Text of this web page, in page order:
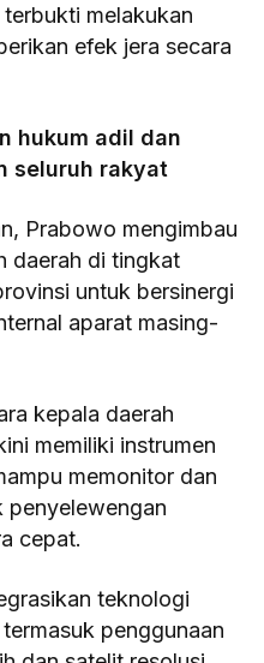
melakukan
efek jera secara
hukum adil dan
seluruh rakyat
Prabowo mengimbau
daerah di tingkat
untuk bersinergi
aparat masing-
kepala daerah
memiliki instrumen
memonitor dan
penyelewengan
cepat.
teknologi
penggunaan